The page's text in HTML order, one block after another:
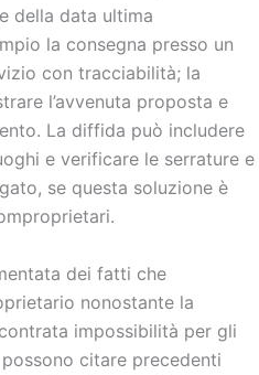
della data ultima
la consegna presso un
con tracciabilità; la
l’avvenuta proposta e
La diffida può includere
e verificare le serrature e
se questa soluzione è
dei fatti che
nonostante la
impossibilità per gli
citare precedenti